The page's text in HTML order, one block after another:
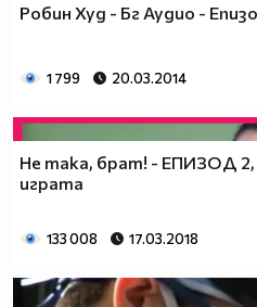
Робин Худ - Бг Аудио -
1 799 20.03.2014
Не така, брат! - ЕПИЗОД
играта
133 008 17.03.2018